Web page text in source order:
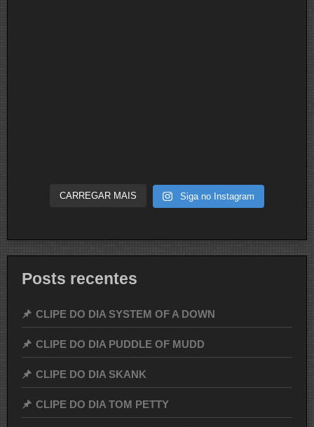
CARREGAR MAIS Siga no Instagram
Posts recentes
CLIPE DO DIA SYSTEM OF A DOWN
CLIPE DO DIA PUDDLE OF MUDD
CLIPE DO DIA SKANK
CLIPE DO DIA TOM PETTY